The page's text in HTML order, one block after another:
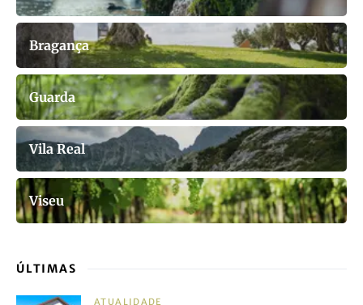
Bragança
Guarda
Vila Real
Viseu
ÚLTIMAS
ATUALIDADE